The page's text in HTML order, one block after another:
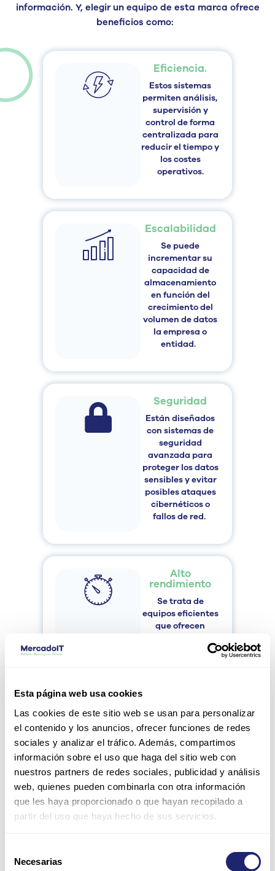
Esta página web usa cookies
Las cookies de este sitio web se usan para personalizar
el contenido y los anuncios, ofrecer funciones de redes
sociales y analizar el tráfico. Además, compartimos
información sobre el uso que haga del sitio web con
nuestros partners de redes sociales, publicidad y análisis
web, quienes pueden combinarla con otra información
que les haya proporcionado o que hayan recopilado a
partir del uso que haya hecho de sus servicios.
Necesarias
información. Y, elegir un equipo de esta marca ofrece
beneficios como:
Eficiencia.
Estos sistemas
permiten análisis,
supervisión y
control de forma
centralizada para
reducir el tiempo y
los costes
operativos.
Escalabilidad
Se puede
incrementar su
capacidad de
almacenamiento
en función del
crecimiento del
volumen de datos
la empresa o
entidad.
Seguridad
Están diseñados
con sistemas de
seguridad
avanzada para
proteger los datos
sensibles y evitar
posibles ataques
cibernéticos o
fallos de red.
Alto
rendimiento
Se trata de
equipos eficientes
que ofrecen
respuesta rápidos
información.
Compatibilida
d
Son soluciones
compatiblescon
otros tipos de